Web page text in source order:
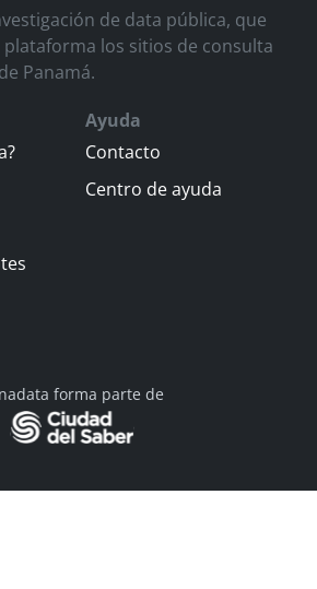
de data pública, que
los sitios de consulta
Panamá.
Ayuda
Contacto
Centro de ayuda
forma parte de